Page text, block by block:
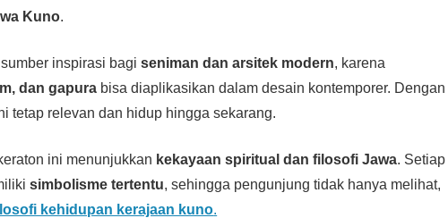
Kuno.
inspirasi bagiseniman dan arsitek modern, karena
dan gapura bisa diaplikasikan dalam desain kontemporer. Dengan
tetap relevan dan hidup hingga sekarang.
ini menunjukkan kekayaan spiritual dan filosofi Jawa. Setiap
simbolisme tertentu, sehingga pengunjung tidak hanya melihat,
kehidupan kerajaan kuno.